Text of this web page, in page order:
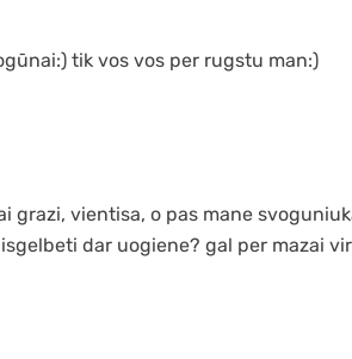
tik vos vos per rugstu man:)
grazi, vientisa, o pas mane
dar uogiene? gal per mazai